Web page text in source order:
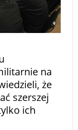
na
że
szerszej
ich